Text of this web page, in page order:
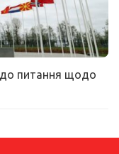
до питання щодо